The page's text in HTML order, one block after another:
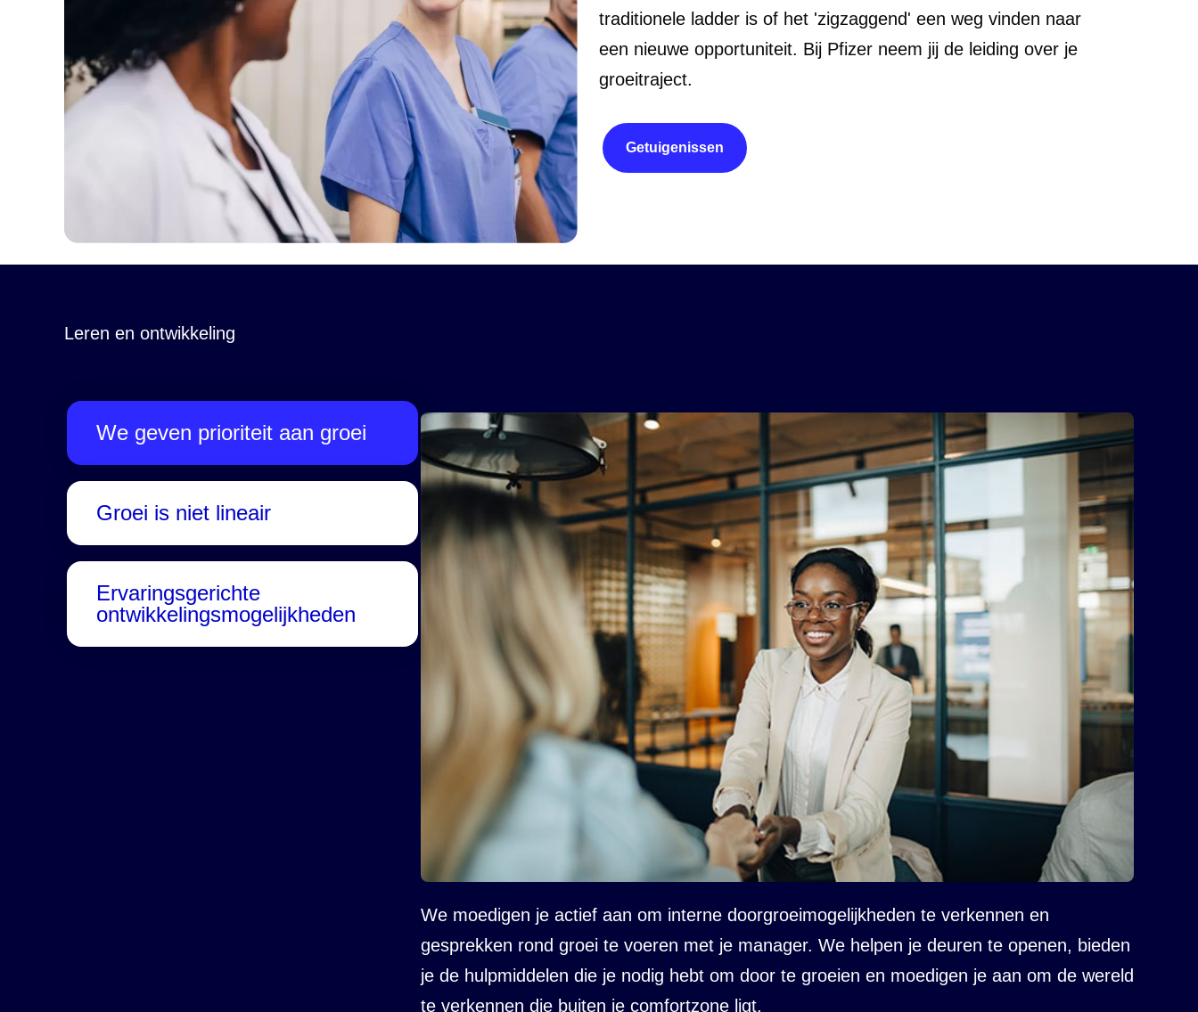
traditionele ladder is of het 'zigzaggend' een weg vinden naar
een nieuwe opportuniteit. Bij Pfizer neem jij de leiding over je
groeitraject.
Getuigenissen
Leren en ontwikkeling
We moedigen je actief aan om interne doorgroeimogelijkheden te verkennen en
gesprekken rond groei te voeren met je manager. We helpen je deuren te openen, bieden
je de hulpmiddelen die je nodig hebt om door te groeien en moedigen je aan om de wereld
te verkennen die buiten je comfortzone ligt.